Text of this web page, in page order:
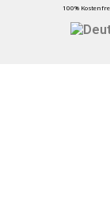
100%